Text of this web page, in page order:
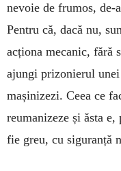
nevoie de frumos, de-
Pentru că, dacă nu,
acționa mecanic, fără
ajungi prizonierul
mașinizezi. Ceea ce
reumanizeze și ăsta
fie greu, cu siguranță